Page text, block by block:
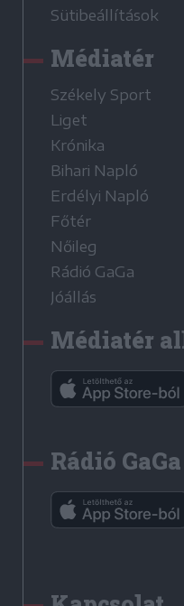
Sütibeállítások
Médiatér
Székely Sport
Liget
Krónika
Bihari Napló
Erdélyi Napló
Főtér
Nőileg
Rádió GaGa
Jóállás
Médiatér
Rádió